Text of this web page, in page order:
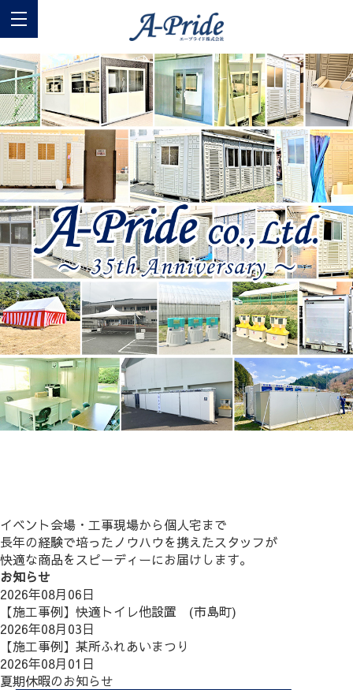
イベント会場・工事現場から個人宅まで
長年の経験で培ったノウハウを携えたスタッフが
快適な商品をスピーディーにお届けします。
お知らせ
2026年08月06日
【施工事例】快適トイレ他設置 (市島町)
2026年08月03日
【施工事例】某所ふれあいまつり
2026年08月01日
夏期休暇のお知らせ